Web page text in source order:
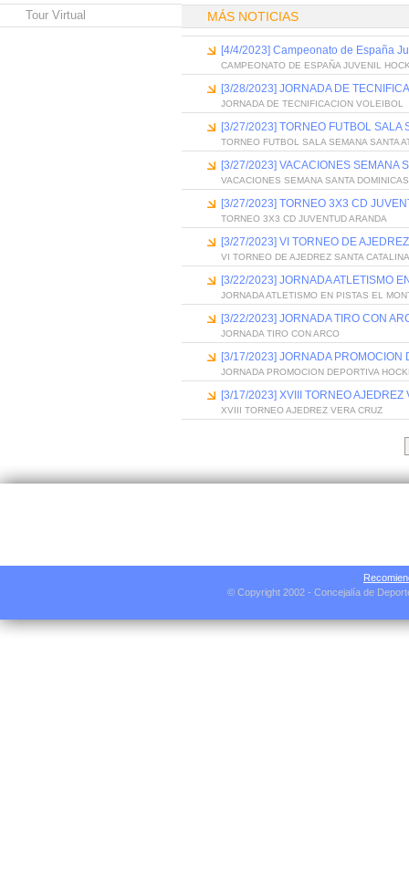
Tour Virtual
MÁS NOTICIAS
[4/4/2023] Campeonato de España
CAMPEONATO DE ESPAÑA JUVENIL
[3/28/2023] JORNADA DE
JORNADA DE TECNIFICACION VOLEIBOL
[3/27/2023] TORNEO FUTBOL SALA
TORNEO FUTBOL SALA SEMANA SANTA
[3/27/2023] VACACIONES SEMANA
VACACIONES SEMANA SANTA DOMINICAS
[3/27/2023] TORNEO 3X3 CD
TORNEO 3X3 CD JUVENTUD ARANDA
[3/27/2023] VI TORNEO DE
VI TORNEO DE AJEDREZ SANTA CATALINA
[3/22/2023] JORNADA ATLETISMO
JORNADA ATLETISMO EN PISTAS EL
[3/22/2023] JORNADA TIRO CON
JORNADA TIRO CON ARCO
[3/17/2023] JORNADA
JORNADA PROMOCION DEPORTIVA
[3/17/2023] XVIII TORNEO AJEDREZ
XVIII TORNEO AJEDREZ VERA CRUZ
© Copyright 2002 - Concejalía de